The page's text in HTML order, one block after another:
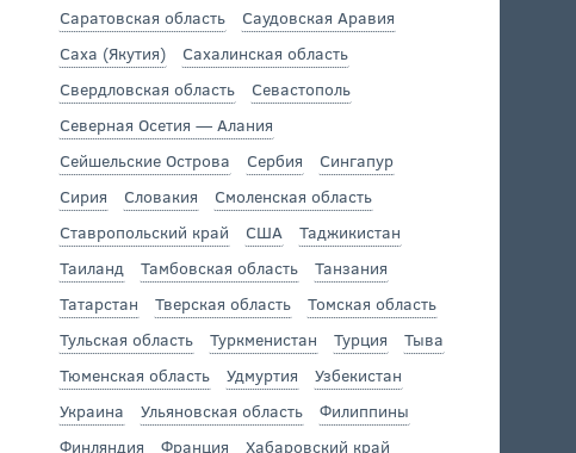
Саратовская область
Саудовская Аравия
Саха (Якутия)
Сахалинская область
Свердловская область
Севастополь
Северная Осетия — Алания
Сейшельские Острова
Сербия
Сингапур
Сирия
Словакия
Смоленская область
Ставропольский край
США
Таджикистан
Таиланд
Тамбовская область
Танзания
Татарстан
Тверская область
Томская область
Тульская область
Туркменистан Турция
Тыва
Тюменская область
Удмуртия
Узбекистан
Украина
Ульяновская область
Филиппины
Финляндия
Франция
Хабаровский край